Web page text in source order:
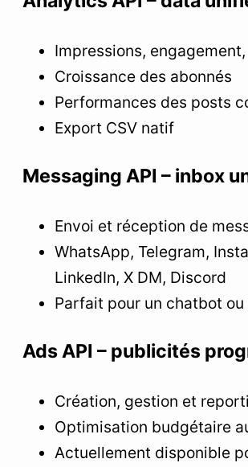
Impressions,
Croissance des abonnés
Performances des posts
Export CSV natif
Messaging API – inbox
Envoi et réception de
WhatsApp, Telegram,
LinkedIn, X DM, Discord
Parfait pour un chatbot
Ads API – publicités
Création, gestion et
Optimisation budgétaire
Actuellement disponible